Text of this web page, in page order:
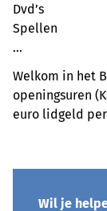
Dvd’s
Spellen
...
Welkom in het
openingsuren
euro lidgeld
Wil je